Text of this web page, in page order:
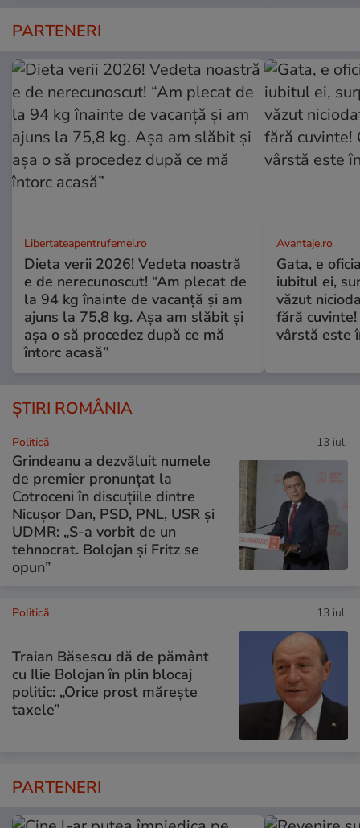
PARTENERI
Libertateapentrufemei.ro
Dieta verii 2026! Vedeta noastră
e de nerecunoscut! “Am plecat de
la 94 kg înainte de vacanță și am
ajuns la 75,8 kg. Așa am slăbit și
așa o să procedez după ce mă
întorc acasă”
Avantaje.ro
Gata, e
iubitul ei,
văzut
fără
vârstă este
ȘTIRI ROMÂNIA
Politică 13 iul.
Grindeanu a dezvăluit numele
de premier pronunțat la
Cotroceni în discuțiile dintre
Nicușor Dan, PSD, PNL, USR și
UDMR: „S-a vorbit de un
tehnocrat. Bolojan și Fritz se
opun”
Politică 13 iul.
Traian Băsescu dă de pământ
cu Ilie Bolojan în plin blocaj
politic: „Orice prost mărește
taxele”
PARTENERI